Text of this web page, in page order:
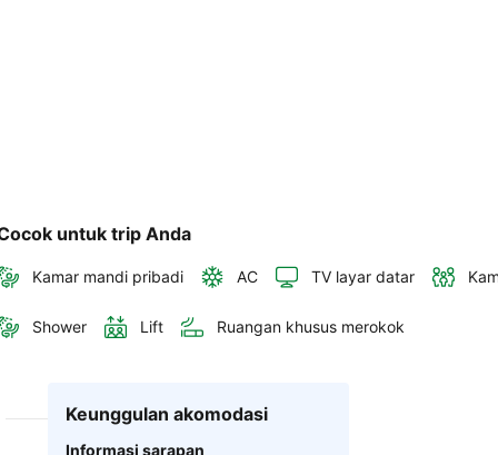
untuk trip Anda
Kamar mandi pribadi AC TV layar datar
Shower Lift Ruangan khusus merokok
Keunggulan akomodasi
Informasi sarapan